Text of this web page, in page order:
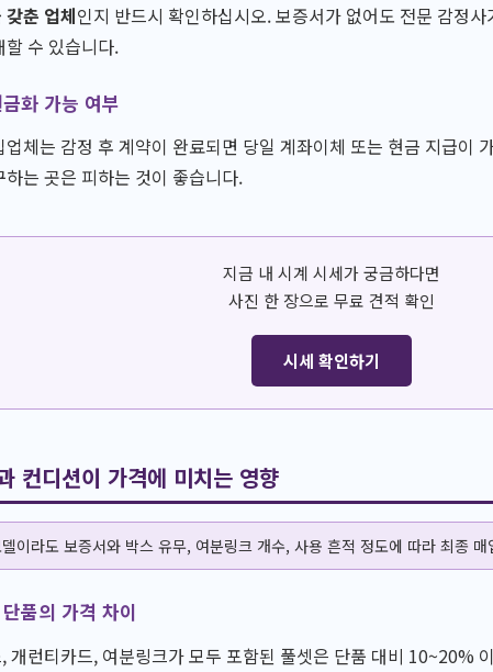
춘 업체인지 반드시 확인하십시오. 보증서가 없어도 전문 감정
할 수 있습니다.
화 가능 여부
업체는 감정 후 계약이 완료되면 당일 계좌이체 또는 현금 지급이
하는 곳은 피하는 것이 좋습니다.
지금 내 시계 시세가 궁금하다면
사진 한 장으로 무료 견적 확인
시세 확인하기
컨디션이 가격에 미치는 영향
이라도 보증서와 박스 유무, 여분링크 개수, 사용 흔적 정도에 따라 최종 매
품의 가격 차이
개런티카드, 여분링크가 모두 포함된 풀셋은 단품 대비 10~20%